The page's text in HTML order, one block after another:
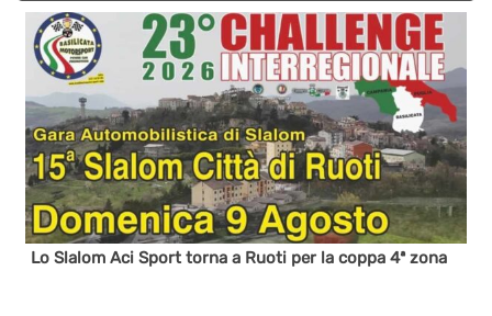
Lo Slalom Aci Sport torna a Ruoti per la coppa 4ª zona